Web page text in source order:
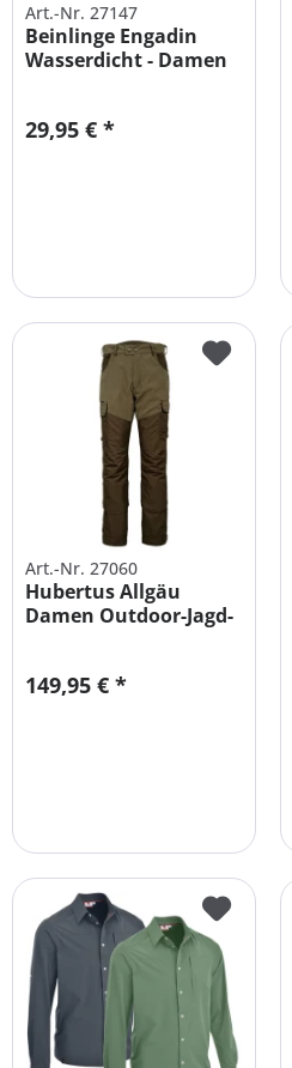
Art.-Nr. 27147
Beinlinge Engadin
Wasserdicht - Damen
29,95 € *
Art.-Nr. 27060
Hubertus Allgäu
Damen Outdoor-Jagd-
149,95 € *